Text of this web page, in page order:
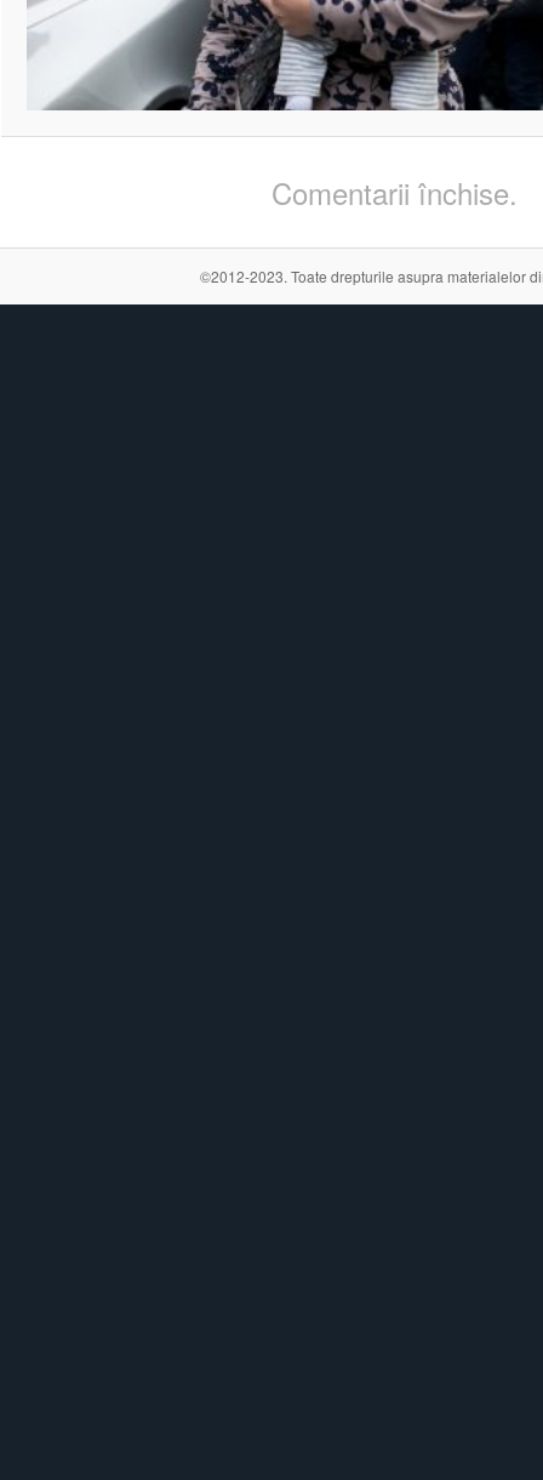
Comentarii închise.
©2012-2023. Toate drepturile asupra materialelor